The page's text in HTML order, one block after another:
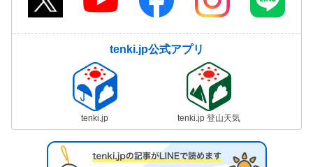
tenki.jp公式アプリ
tenki.jp tenki.jp 登山天気